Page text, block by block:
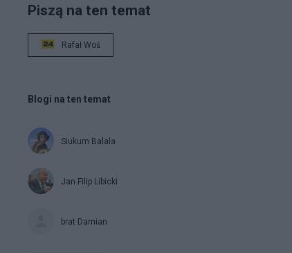
Piszą na ten temat
Rafał Woś
Blogi na ten temat
Siukum Balala
Jan Filip Libicki
brat Damian